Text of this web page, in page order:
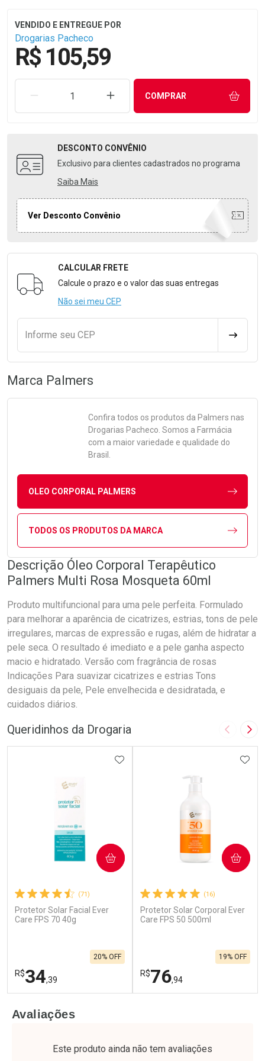
Drogarias Pacheco
R$ 105,59
REMOVER UMA UNIDADEAUMENTAR UMA UNIDADE
COMPRAR
DESCONTO CONVÊNIO
Exclusivo para clientes cadastrados no programa
Saiba Mais
Ver Desconto Convênio
Formulário para Calcular o Frete
CALCULAR FRETE
Calcule o prazo e o valor das suas entregas
Não sei meu CEP
Informe seu CEP
Marca Palmers
Confira todos os produtos da Palmers nas
Drogarias Pacheco. Somos a Farmácia
com a maior variedade e qualidade do
Brasil.
OLEO CORPORAL PALMERS
TODOS OS PRODUTOS DA MARCA
Descrição Óleo Corporal Terapêutico
Palmers Multi Rosa Mosqueta 60ml
Produto multifuncional para uma pele perfeita. Formulado
para melhorar a aparência de cicatrizes, estrias, tons de pele
irregulares, marcas de expressão e rugas, além de hidratar a
pele seca. O resultado é imediato e a pele ganha aspecto
macio e hidratado. Versão com fragrância de rosas
Indicações Para suavizar cicatrizes e estrias Tons
desiguais da pele, Pele envelhecida e desidratada, e
cuidados diários.
Queridinhos da Drogaria Imagem
(71)
Protetor Solar Facial Ever
Care FPS 70 40g
R$34,39
20% OFF
ADICIONAR AOS FAVORITOS
COMPRAR
Laboratório
Por Menos
(16)
Protetor Solar Corporal Ever
Care FPS 50 500ml
R$76,94
19% OFF
COMPRAR
Laboratório
Por Menos
Avaliações
Este produto ainda não tem avaliações